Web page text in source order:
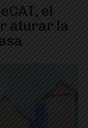
el
aturar la